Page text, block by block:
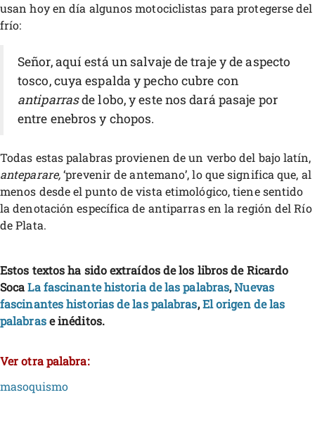
usan hoy en día algunos motociclistas para protegerse del
frío:
Señor, aquí está un salvaje de traje y de aspecto
tosco, cuya espalda y pecho cubre con
antiparrasde lobo, y este nos dará pasaje por
entre enebros y chopos.
Todas estas palabras provienen de un verbo del bajo latín,
anteparare,‘prevenir de antemano’, lo que significa que, al
menos desde el punto de vista etimológico, tiene sentido
la denotación específica de antiparras en la región del Río
de Plata.
Estos textos ha sido extraídos de los libros de Ricardo
SocaLa fascinante historia de las palabras,Nuevas
fascinantes historias de las palabras,El origen de las
palabrase inéditos.
Ver otra palabra:
masoquismo